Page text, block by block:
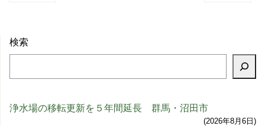
検索
浄水場の移転更新を５年間延長 群馬・沼田市
2026年8月6日